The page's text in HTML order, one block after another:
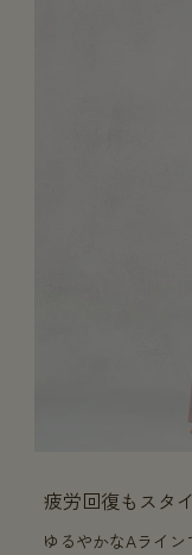
疲労回復もスタ
ゆるやかなAライ